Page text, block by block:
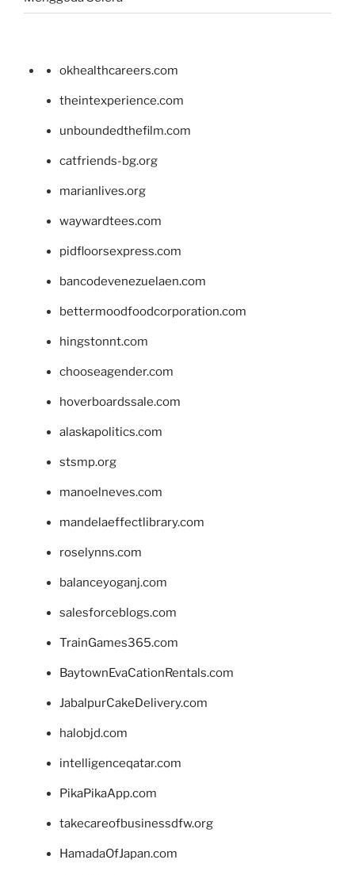
okhealthcareers.com
theintexperience.com
unboundedthefilm.com
catfriends-bg.org
marianlives.org
waywardtees.com
pidfloorsexpress.com
bancodevenezuelaen.com
bettermoodfoodcorporation.com
hingstonnt.com
chooseagender.com
hoverboardssale.com
alaskapolitics.com
stsmp.org
manoelneves.com
mandelaeffectlibrary.com
roselynns.com
balanceyoganj.com
salesforceblogs.com
TrainGames365.com
BaytownEvaCationRentals.com
JabalpurCakeDelivery.com
halobjd.com
intelligenceqatar.com
PikaPikaApp.com
takecareofbusinessdfw.org
HamadaOfJapan.com